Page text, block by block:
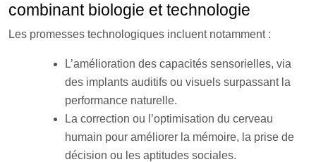
combinant biologie et technologie
Les promesses technologiques incluent notamment :
L’amélioration des capacités sensorielles, via
des implants auditifs ou visuels surpassant la
performance naturelle.
La correction ou l’optimisation du cerveau
humain pour améliorer la mémoire, la prise de
décision ou les aptitudes sociales.